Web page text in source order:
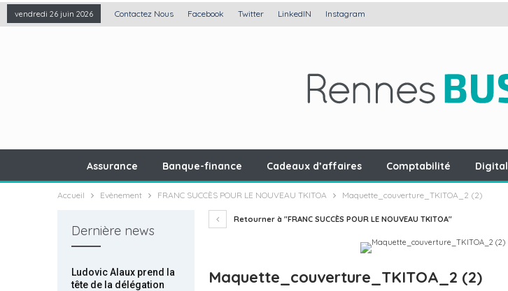
vendredi 26 juin 2026 Contactez Nous Facebook Twitter LinkedIN Instagram
Assurance Banque-finance Cadeaux d’affaires Comptabilité Digital
Accueil Evènement FRANC SUCCÈS POUR LE NOUVEAU TKITOA Maquette_couverture_TKITOA_2 (2)
Retourner à "FRANC SUCCÈS POUR LE NOUVEAU TKITOA"
Maquette_couverture_TKITOA_2 (2)
Dernière news
Ludovic Alaux prend la
tête de la délégation